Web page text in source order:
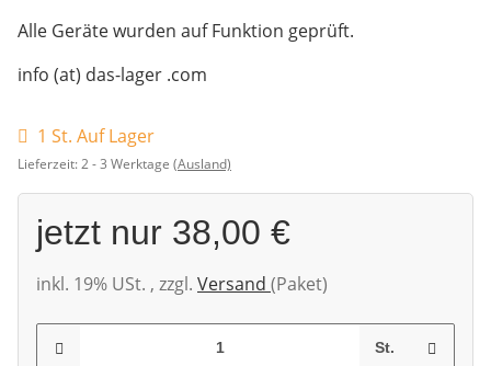
Alle Geräte wurden auf Funktion geprüft.
info (at) das-lager .com
1 St. Auf Lager
Lieferzeit:2 - 3 Werktage (Ausland)
jetzt nur 38,00 €
inkl. 19% USt. , zzgl. Versand (Paket)
St.